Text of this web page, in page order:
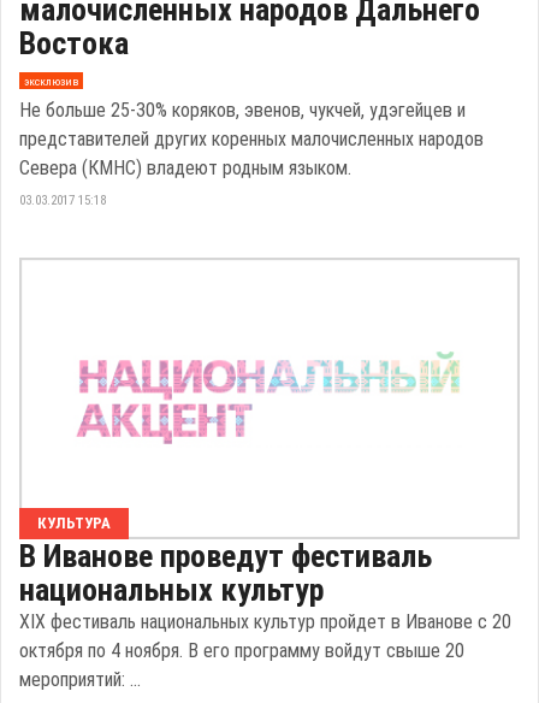
малочисленных народов Дальнего
Востока
эксклюзив
Не больше 25-30% коряков, эвенов, чукчей, удэгейцев и
представителей других коренных малочисленных народов
Севера (КМНС) владеют родным языком.
03.03.2017 15:18
КУЛЬТУРА
В Иванове проведут фестиваль
национальных культур
XIX фестиваль национальных культур пройдет в Иванове с 20
октября по 4 ноября. В его программу войдут свыше 20
мероприятий: ...